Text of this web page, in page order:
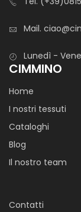
Mail.
Lunedì -
CIMMINO
Home
I nostri tessuti
Cataloghi
Blog
Il nostro team
Contatti